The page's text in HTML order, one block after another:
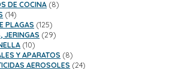
productos
DE COCINA 88
1414
productos
PLAGAS 125125
productos
JERINGAS 2929
1010
productos
Y APARATOS 88
productos
AEROSOLES 2424